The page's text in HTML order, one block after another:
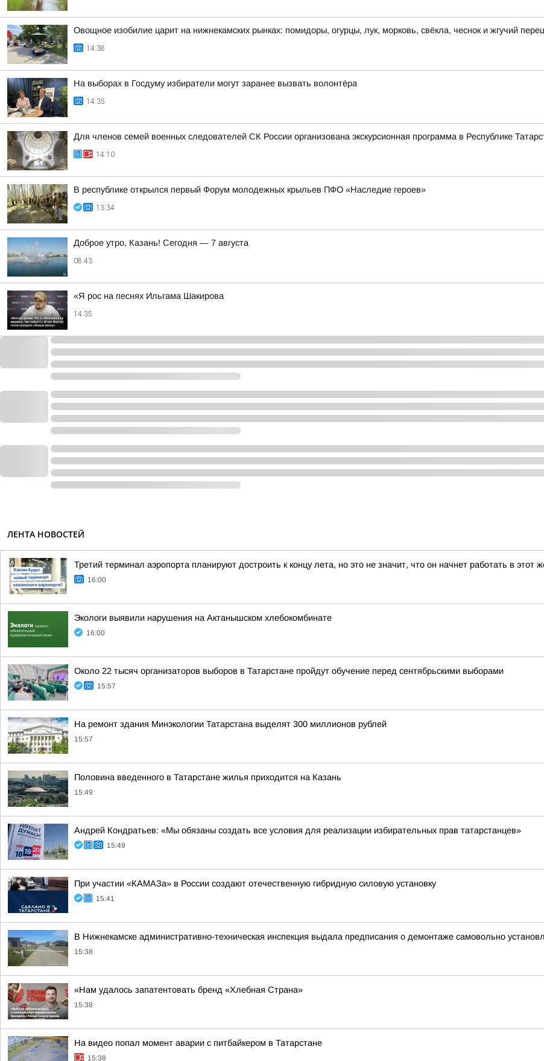
Овощное изобилие царит на нижнекамских рынках: помидоры, огурцы, лук, морковь, свёкла, чеснок и жгучий
14:38
На выборах в Госдуму избиратели могут заранее вызвать волонтёра
14:35
Для членов семей военных следователей СК России организована экскурсионная программа в Республике
14:10
В республике открылся первый Форум молодежных крыльев ПФО «Наследие героев»
13:34
Доброе утро, Казань! Сегодня — 7 августа
08:43
«Я рос на песнях Ильгама Шакирова
14:35
ЛЕНТА НОВОСТЕЙ
Третий терминал аэропорта планируют достроить к концу лета, но это не значит, что он начнет работать в этот
16:00
Экологи выявили нарушения на Актанышском хлебокомбинате
16:00
Около 22 тысяч организаторов выборов в Татарстане пройдут обучение перед сентябрьскими выборами
15:57
На ремонт здания Минэкологии Татарстана выделят 300 миллионов рублей
15:57
Половина введенного в Татарстане жилья приходится на Казань
15:49
Андрей Кондратьев: «Мы обязаны создать все условия для реализации избирательных прав татарстанцев»
15:49
При участии «КАМАЗа» в России создают отечественную гибридную силовую установку
15:41
В Нижнекамске административно-техническая инспекция выдала предписания о демонтаже самовольно
15:38
«Нам удалось запатентовать бренд «Хлебная Страна»
15:38
На видео попал момент аварии с питбайкером в Татарстане
15:38